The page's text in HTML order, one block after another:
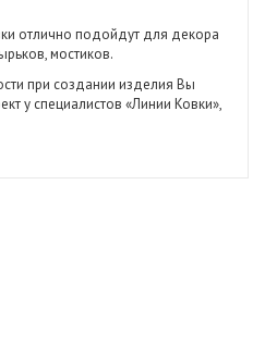
отлично подойдут для декора
мостиков.
при создании изделия Вы
у специалистов «Линии Ковки»,